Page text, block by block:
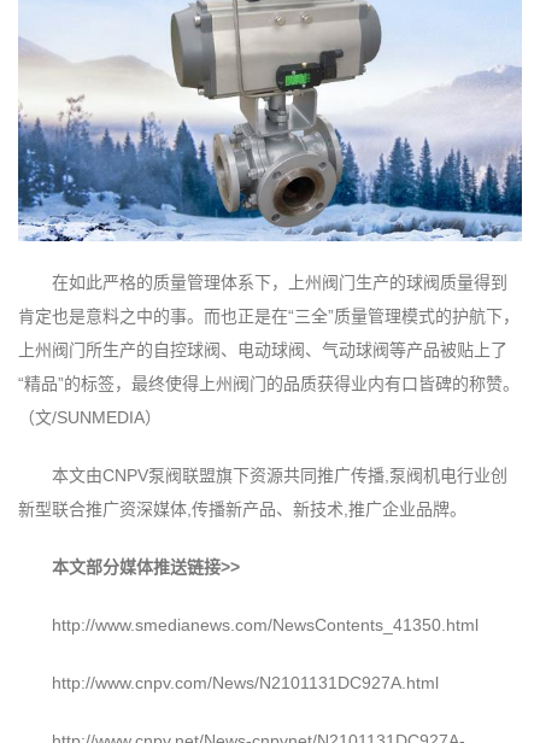
在如此严格的质量管理体系下，上州阀门生产的球阀质量得到
肯定也是意料之中的事。而也正是在“三全”质量管理模式的护航下，
上州阀门所生产的自控球阀、电动球阀、气动球阀等产品被贴上了
“精品”的标签，最终使得上州阀门的品质获得业内有口皆碑的称赞。
（文/SUNMEDIA）
本文由CNPV泵阀联盟旗下资源共同推广传播,泵阀机电行业创
新型联合推广资深媒体,传播新产品、新技术,推广企业品牌。
本文部分媒体推送链接>>
http://www.smedianews.com/NewsContents_41350.html
http://www.cnpv.com/News/N2101131DC927A.html